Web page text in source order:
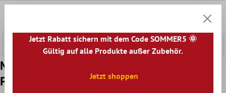
Muster Natursteinfliesen Optik Discovery
Poliert Nero 60x60cm
Jetzt Rabatt sichern mit dem Code SOMMER5 🌞
Gültig auf alle Produkte außer Zubehör.
Jetzt shoppen